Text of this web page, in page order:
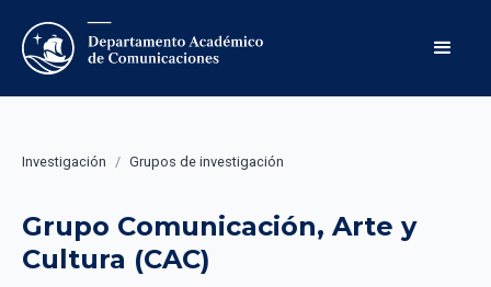
Investigación / Grupos de investigación
Grupo Comunicación, Arte y
Cultura (CAC)